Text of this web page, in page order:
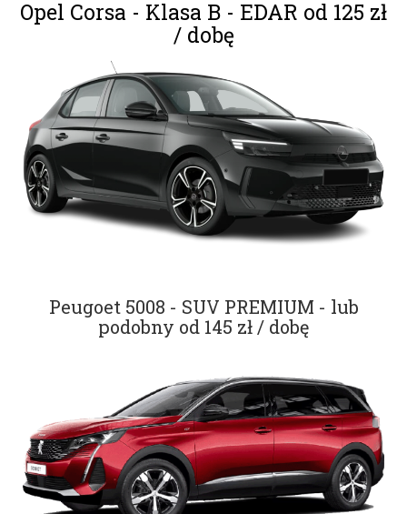
Opel Corsa - Klasa B - EDAR od 125 zł
/ dobę
Peugoet 5008 - SUV PREMIUM - lub
podobny od 145 zł / dobę